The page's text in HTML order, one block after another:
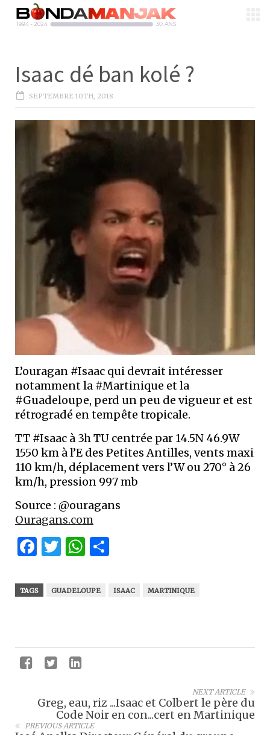
Isaac dé ban kolé ?
SEPTEMBRE 10TH, 2018
L’ouragan #Isaac qui devrait intéresser
notamment la #Martinique et la
#Guadeloupe, perd un peu de vigueur et est
rétrogradé en tempête tropicale.
TT #Isaac à 3h TU centrée par 14.5N 46.9W
1550 km à l’E des Petites Antilles, vents maxi
110 km/h, déplacement vers l’W ou 270° à 26
km/h, pression 997 mb
Source : @ouragans
Ouragans.com
Facebook
Twitter
WhatsApp
TAGS GUADELOUPE ISAAC MARTINIQUE
NEXT ARTICLE
Greg, eau, riz ...Isaac et Colbert le père du
Code Noir en con...cert en Martinique
PREVIOUS ARTICLE